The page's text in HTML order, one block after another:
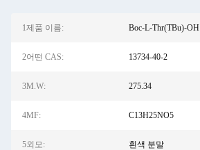
1제품 이름: Boc-L-Thr(TBu)-OH
2어떤 CAS: 13734-40-2
3M.W: 275.34
4MF: C13H25NO5
5외모: 흰색 분말